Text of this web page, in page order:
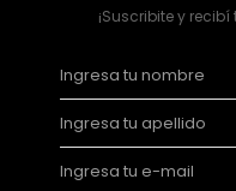
¡Suscribite y